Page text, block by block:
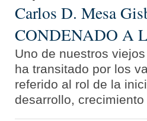
Carlos D. Mesa
CONDENADO A
Uno de nuestros
ha transitado por los
referido al rol de la
desarrollo, crecimiento